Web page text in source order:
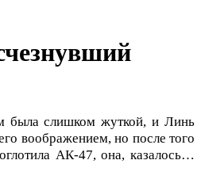
была слишком жуткой, и Линь
воображением, но после того
АК-47, она, казалось…